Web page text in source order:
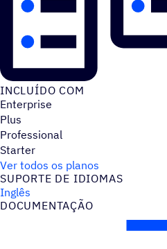
INCLUÍDO COM
Enterprise
Plus
Professional
Starter
Ver todos os planos
SUPORTE DE IDIOMAS
Inglês
DOCUMENTAÇÃO